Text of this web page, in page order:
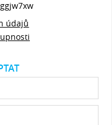
ggjw7xw
údajů